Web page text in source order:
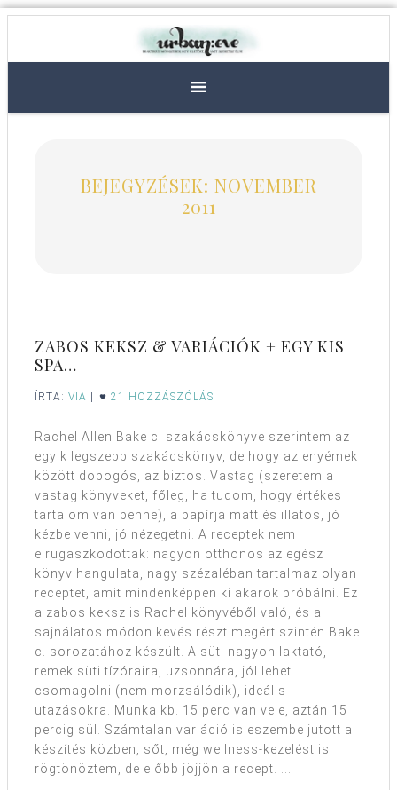
BEJEGYZÉSEK: NOVEMBER
2011
ZABOS KEKSZ & VARIÁCIÓK + EGY KIS
SPA…
ÍRTA: VIA 21 HOZZÁSZÓLÁS
Rachel Allen Bake c. szakácskönyve szerintem az
egyik legszebb szakácskönyv, de hogy az enyémek
között dobogós, az biztos. Vastag (szeretem a
vastag könyveket, főleg, ha tudom, hogy értékes
tartalom van benne), a papírja matt és illatos, jó
kézbe venni, jó nézegetni. A receptek nem
elrugaszkodottak: nagyon otthonos az egész
könyv hangulata, nagy szézaléban tartalmaz olyan
receptet, amit mindenképpen ki akarok próbálni. Ez
a zabos keksz is Rachel könyvéből való, és a
sajnálatos módon kevés részt megért szintén Bake
c. sorozatához készült. A süti nagyon laktató,
remek süti tízóraira, uzsonnára, jól lehet
csomagolni (nem morzsálódik), ideális
utazásokra. Munka kb. 15 perc van vele, aztán 15
percig sül. Számtalan variáció is eszembe jutott a
készítés közben, sőt, még wellness-kezelést is
rögtönöztem, de előbb jöjjön a recept. ...